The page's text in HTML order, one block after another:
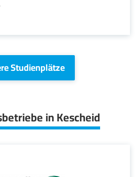
Studienplätze
in Kescheid